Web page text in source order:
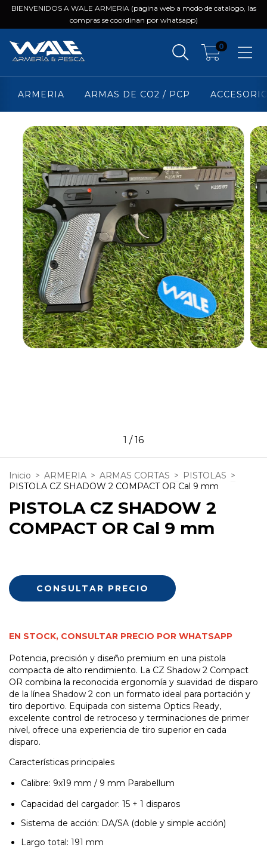
BIENVENIDOS A WALE ARMERIA (pagina web a modo de catalogo, las
compras se coordinan por whatsapp)
0
ARMERIA ARMAS DE CO2 / PCP
1 /16
Inicio > ARMERIA > ARMAS CORTAS > PISTOLAS >
PISTOLA CZ SHADOW 2 COMPACT OR Cal 9 mm
PISTOLA CZ SHADOW 2
COMPACT OR Cal 9 mm
EN STOCK, CONSULTAR PRECIO POR WHATSAPP
Potencia, precisión y diseño premium en una pistola
compacta de alto rendimiento. La CZ Shadow 2 Compact
OR combina la reconocida ergonomía y suavidad de disparo
de la línea Shadow 2 con un formato ideal para portación y
tiro deportivo. Equipada con sistema Optics Ready,
excelente control de retroceso y terminaciones de primer
nivel, ofrece una experiencia de tiro superior en cada
disparo.
Características principales
Calibre: 9x19 mm / 9 mm Parabellum
Capacidad del cargador: 15 + 1 disparos
Sistema de acción: DA/SA (doble y simple acción)
Largo total: 191 mm